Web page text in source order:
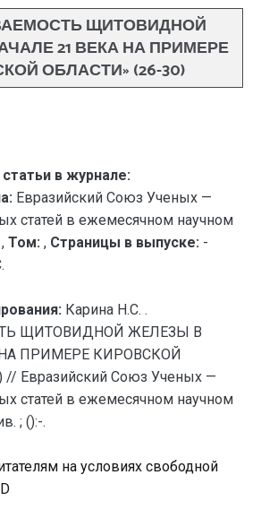
ЩИТОВИДНОЙ
21 ВЕКА НА ПРИМЕРЕ
ОБЛАСТИ» (26-30)
в журнале:
Евразийский Союз Ученых —
статей в ежемесячном научном
, Том: , Страницы в выпуске: -
Карина Н.С. .
ЩИТОВИДНОЙ ЖЕЛЕЗЫ В
ПРИМЕРЕ КИРОВСКОЙ
Евразийский Союз Ученых —
статей в ежемесячном научном
; ():-.
на условиях свободной